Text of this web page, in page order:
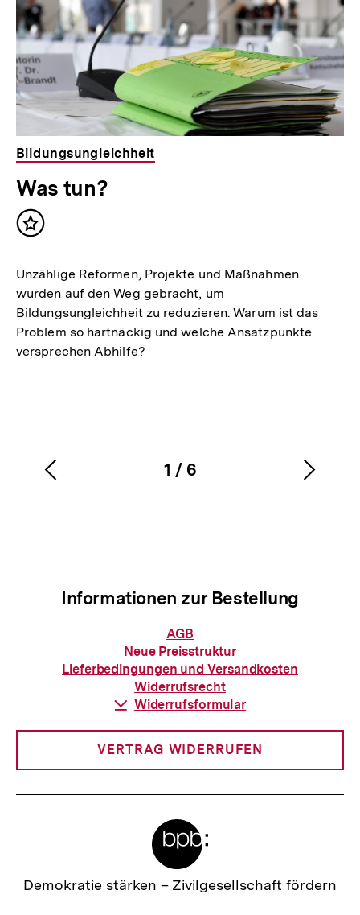
Bildungsungleichheit
Was tun?
Inhalt
Unzählige Reformen, Projekte und Maßnahmen
wurden auf den Weg gebracht, um
Bildungsungleichheit zu reduzieren. Warum ist das
Problem so hartnäckig und welche Ansatzpunkte
versprechen Abhilfe?
Karussellinhalt
1
von
/ 6
Vorherigen
Informationen zur Bestellung
Informationen
zur
Bestellung
AGB
Neue Preisstruktur
Lieferbedingungen und Versandkosten
Widerrufsrecht
Download-
Widerrufsformular
VERTRAG WIDERRUFEN
Zur
Demokratie stärken – Zivilgesellschaft fördern